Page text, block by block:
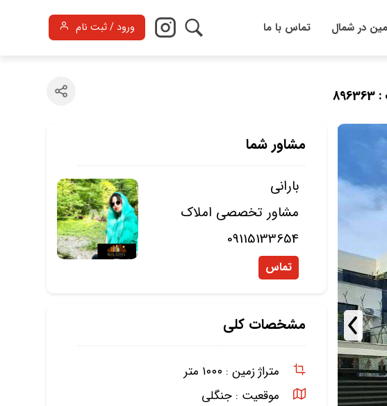
در شمال تماس با ما ورود / ثبت نام
مشاور شما
بارانی
مشاور تخصصی املاک
09115133654
تماس
مشخصات کلی
متراژ زمین : ۱۰۰۰ متر
موقعیت : جنگلی